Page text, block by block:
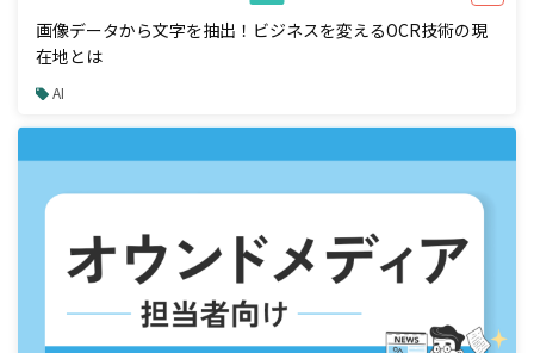
画像データから文字を抽出！ビジネスを変えるOCR技術の現
在地とは
AI